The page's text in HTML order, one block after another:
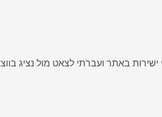
באתר ועברתי לצאט מול נציג